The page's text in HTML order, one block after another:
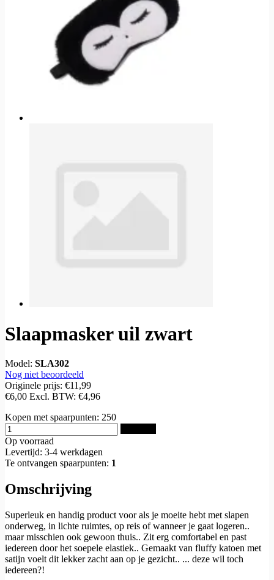
Slaapmasker uil zwart
Model: SLA302
Nog niet beoordeeld
Originele prijs: €11,99
€6,00 Excl. BTW: €4,96
Kopen met spaarpunten: 250
Op voorraad
Levertijd: 3-4 werkdagen
Te ontvangen spaarpunten: 1
Omschrijving
Superleuk en handig product voor als je moeite hebt met slapen
onderweg, in lichte ruimtes, op reis of wanneer je gaat logeren..
maar misschien ook gewoon thuis.. Zit erg comfortabel en past
iedereen door het soepele elastiek.. Gemaakt van fluffy katoen met
satijn voelt dit lekker zacht aan op je gezicht.. ... deze wil toch
iedereen?!